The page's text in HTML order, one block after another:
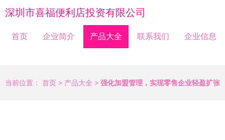
深圳市喜福便利店投资有限公司
首页 企业简介 产品大全 联系我们 企业信息
当前位置： 首页 > 产品大全 > 强化加盟管理，实现零售企业轻盈扩张